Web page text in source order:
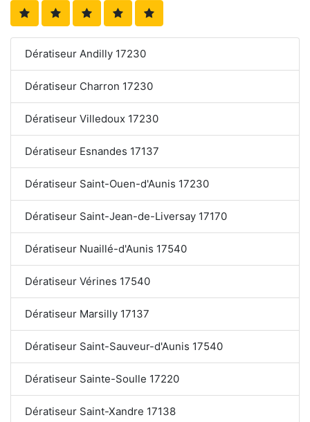
Dératiseur Andilly 17230
Dératiseur Charron 17230
Dératiseur Villedoux 17230
Dératiseur Esnandes 17137
Dératiseur Saint-Ouen-d'Aunis 17230
Dératiseur Saint-Jean-de-Liversay 17170
Dératiseur Nuaillé-d'Aunis 17540
Dératiseur Vérines 17540
Dératiseur Marsilly 17137
Dératiseur Saint-Sauveur-d'Aunis 17540
Dératiseur Sainte-Soulle 17220
Dératiseur Saint-Xandre 17138